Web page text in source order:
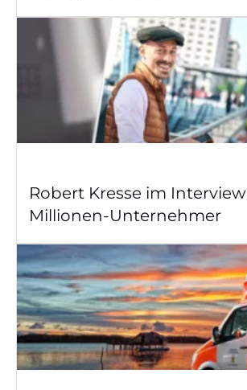
Robert Kresse im
Millionen-Unternehmer